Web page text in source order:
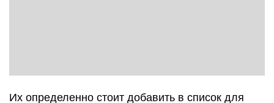
Их определенно стоит добавить в список для